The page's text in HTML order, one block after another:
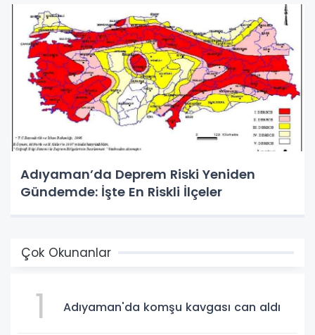
Adıyaman’da Deprem Riski Yeniden
Gündemde: İşte En Riskli İlçeler
Çok Okunanlar
1 Adıyaman'da komşu kavgası can aldı